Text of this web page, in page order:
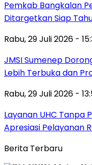
Pemkab Bangkalan
Ditargetkan Siap
Rabu, 29 Juli 2026 -
JMSI Sumenep
Lebih Terbuka dan
Rabu, 29 Juli 2026 -
Layanan UHC Tanpa
Apresiasi Pelayanan
Berita Terbaru